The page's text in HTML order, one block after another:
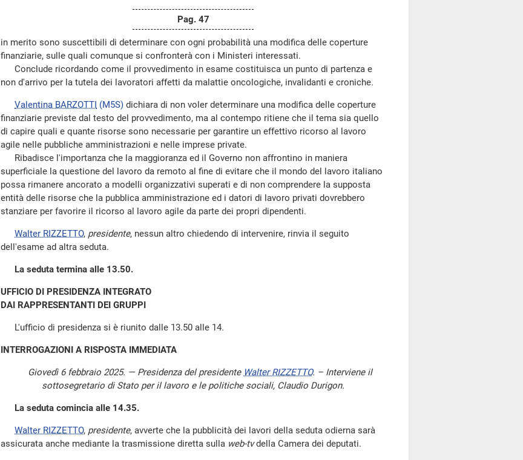
Pag. 47
in merito sono suscettibili di determinare con ogni probabilità una modifica delle coperture
finanziarie, sulle quali comunque si confronterà con i Ministeri interessati.
Conclude ricordando come il provvedimento in esame costituisca un punto di partenza e
non d'arrivo per la tutela dei lavoratori affetti da malattie oncologiche, invalidanti e croniche.
Valentina BARZOTTI (M5S) dichiara di non voler determinare una modifica delle coperture
finanziarie previste dal testo del provvedimento, ma al contempo ritiene che il tema sia quello
di capire quali e quante risorse sono necessarie per garantire un effettivo ricorso al lavoro
agile nelle pubbliche amministrazioni e nelle imprese private.
Ribadisce l'importanza che la maggioranza ed il Governo non affrontino in maniera
superficiale la questione del lavoro da remoto al fine di evitare che il mondo del lavoro italiano
possa rimanere ancorato a modelli organizzativi superati e di non comprendere la supposta
entità delle risorse che la pubblica amministrazione ed i datori di lavoro privati dovrebbero
stanziare per favorire il ricorso al lavoro agile da parte dei propri dipendenti.
Walter RIZZETTO, presidente, nessun altro chiedendo di intervenire, rinvia il seguito
dell'esame ad altra seduta.
La seduta termina alle 13.50.
UFFICIO DI PRESIDENZA INTEGRATO
DAI RAPPRESENTANTI DEI GRUPPI
L'ufficio di presidenza si è riunito dalle 13.50 alle 14.
INTERROGAZIONI A RISPOSTA IMMEDIATA
Giovedì 6 febbraio 2025. — Presidenza del presidente Walter RIZZETTO. – Interviene il
sottosegretario di Stato per il lavoro e le politiche sociali, Claudio Durigon.
La seduta comincia alle 14.35.
Walter RIZZETTO, presidente, avverte che la pubblicità dei lavori della seduta odierna sarà
assicurata anche mediante la trasmissione diretta sulla web-tvdella Camera dei deputati.